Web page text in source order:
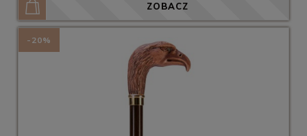
ZOBACZ
-20%